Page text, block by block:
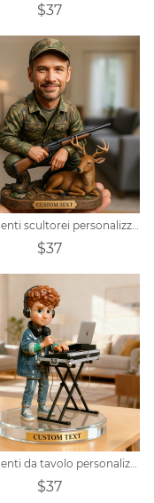
$37
Ornamenti scultorei personalizzati a tema caccia al cervo con cartoni animati
$37
Ornamenti da tavolo personalizzati con foto in stile ceramica
$37